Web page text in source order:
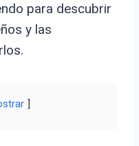
para descubrir
y las